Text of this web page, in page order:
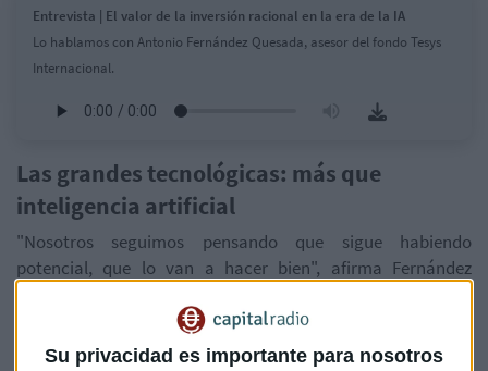
Su privacidad es importante para nosotros
Entrevista | El valor de la inversión racional en la era de la IA
Lo hablamos con Antonio Fernández Quesada, asesor del fondo Tesys
Internacional.
Las grandes tecnológicas: más que
inteligencia artificial
"Nosotros seguimos pensando que sigue habiendo
potencial, que lo van a hacer bien", afirma Fernández
máximos, los beneficios de estas compañías también lo
están. Su fondo se centra en empresas que "generan mucha